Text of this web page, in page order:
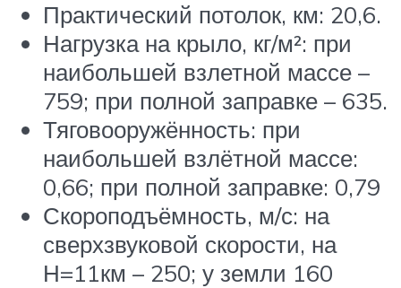
Практический потолок, км: 20,6.
Нагрузка на крыло, кг/м²: при
наибольшей взлетной массе –
759; при полной заправке – 635.
Тяговооружённость: при
наибольшей взлётной массе:
0,66; при полной заправке: 0,79
Скороподъёмность, м/с: на
сверхзвуковой скорости, на
Н=11км – 250; у земли 160